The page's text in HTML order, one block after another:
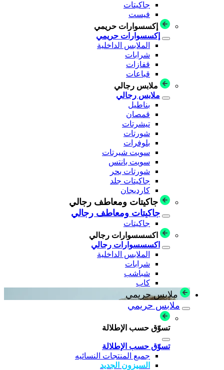
جاكيتات
فيست
إكسسوارات حريمي
إكسسوارات حريمي
الملابس الداخلية
شرابات
قفازات
قباعات
ملابس رجالي
ملابس رجالي
بناطيل
قمصان
تيشرتات
شورتات
بلوفرات
سويت شيرتات
سويت بانتس
شورتات بحر
جاكيتات جلد
كارديجان
جاكيتات ومعاطف رجالي
جاكيتات ومعاطف رجالي
جاكيتات
اكسسسوارات رجالي
اكسسسوارات رجالي
الملابس الداخلية
شرابات
شباشب
كاب
ملابس حريمي
ملابس حريمي
تسوّق حسب الإطلالة
تسوّق حسب الإطلالة
جميع المنتجات النسائيه
السيزون الجديد